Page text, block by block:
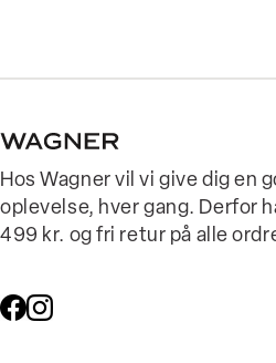
Hos Wagner vil vi give dig en
oplevelse, hver gang. Derfor
499 kr. og fri retur på alle